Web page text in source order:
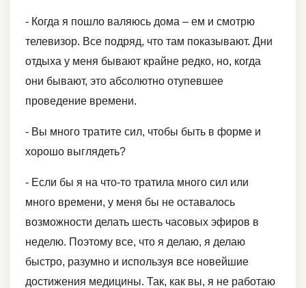
- Когда я пошло валяюсь дома – ем и смотрю
телевизор. Все подряд, что там показывают. Дни
отдыха у меня бывают крайне редко, но, когда
они бывают, это абсолютно отупевшее
проведение времени.
- Вы много тратите сил, чтобы быть в форме и
хорошо выглядеть?
- Если бы я на что-то тратила много сил или
много времени, у меня бы не оставалось
возможности делать шесть часовых эфиров в
неделю. Поэтому все, что я делаю, я делаю
быстро, разумно и используя все новейшие
достижения медицины. Так, как вы, я не работаю